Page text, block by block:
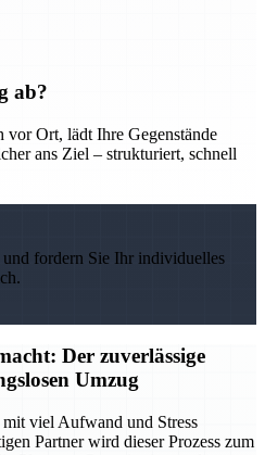
ab?
vor Ort, lädt Ihre Gegenstände
ans Ziel – strukturiert, schnell
und fordern Sie Ihr individuelles
Der zuverlässige
Umzug
viel Aufwand und Stress
Partner wird dieser Prozess zum